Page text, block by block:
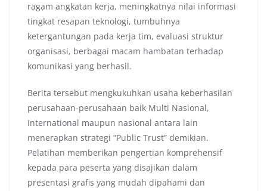
ragam angkatan kerja, meningkatnya nilai informasi
tingkat resapan teknologi, tumbuhnya
ketergantungan pada kerja tim, evaluasi struktur
organisasi, berbagai macam hambatan terhadap
komunikasi yang berhasil.
Berita tersebut mengkukuhkan usaha keberhasilan
perusahaan-perusahaan baik Multi Nasional,
International maupun nasional antara lain
menerapkan strategi “Public Trust” demikian.
Pelatihan memberikan pengertian komprehensif
kepada para peserta yang disajikan dalam
presentasi grafis yang mudah dipahami dan